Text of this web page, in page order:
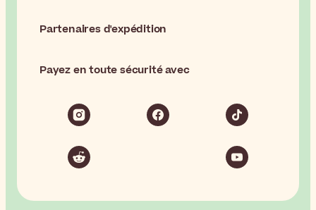
Partenaires d'expédition
Payez en toute sécurité avec